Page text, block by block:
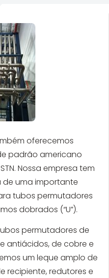
oferecemos
padrão americano
STN. Nossa empresa tem
de uma importante
tubos permutadores
dobrados (“U”).
permutadores de
antiácidos, de cobre e
um leque amplo de
recipiente, redutores e